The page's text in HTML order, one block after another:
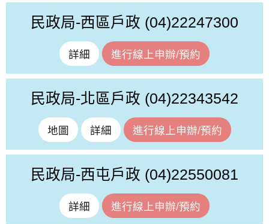
民政局-西區戶政 (04)22247300
詳細 進行線上申辦/預約
民政局-北區戶政 (04)22343542
地圖 詳細 進行線上申辦/預約
民政局-西屯戶政 (04)22550081
詳細 進行線上申辦/預約